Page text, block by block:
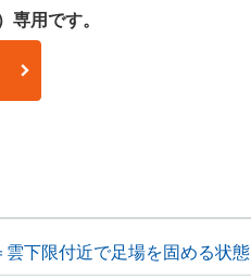
用です。
下限付近で足場を固める状態